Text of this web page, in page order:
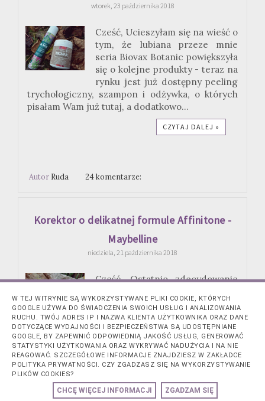
wtorek, 23 października 2018
Cześć, Ucieszyłam się na wieść o
tym, że lubiana przeze mnie
seria Biovax Botanic powiększyła
się o kolejne produkty - teraz na
rynku jest już dostępny peeling
trychologiczny, szampon i odżywka, o których
pisałam Wam już tutaj, a dodatkowo...
CZYTAJ DALEJ »
Autor Ruda 24 komentarze:
Korektor o delikatnej formule Affinitone -
Maybelline
niedziela, 21 października 2018
Cześć, Ostatnio zdecydowanie
kosmetykach kolorowych, a
przecież maluję się praktycznie
codziennie. W niedalekiej
przyszłości postanowiłam naskrobać co nieco o
ulubionym tuszu, korektorze, podkładzie i
cieniach więc......
CZYTAJ DALEJ »
W TEJ WITRYNIE SĄ WYKORZYSTYWANE PLIKI COOKIE, KTÓRYCH
GOOGLE UŻYWA DO ŚWIADCZENIA SWOICH USŁUG I ANALIZOWANIA
RUCHU. TWÓJ ADRES IP I NAZWA KLIENTA UŻYTKOWNIKA ORAZ DANE
DOTYCZĄCE WYDAJNOŚCI I BEZPIECZEŃSTWA SĄ UDOSTĘPNIANE
GOOGLE, BY ZAPEWNIĆ ODPOWIEDNIĄ JAKOŚĆ USŁUG, GENEROWAĆ
STATYSTYKI UŻYTKOWANIA ORAZ WYKRYWAĆ NADUŻYCIA I NA NIE
REAGOWAĆ. SZCZEGÓŁOWE INFORMACJE ZNAJDZIESZ W ZAKŁADCE
POLITYKA PRYWATNOŚCI. CZY ZGADZASZ SIĘ NA WYKORZYSTYWANIE
PLIKÓW COOKIES?
CHCĘ WIĘCEJ INFORMACJI ZGADZAM SIĘ